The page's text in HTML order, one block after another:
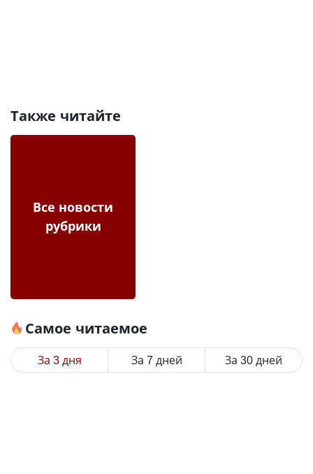
Также читайте
Все новости
рубрики
Самое читаемое
За 3 дня За 7 дней За 30 дней